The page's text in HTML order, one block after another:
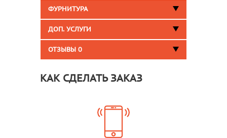
ФУРНИТУРА
ДОП. УСЛУГИ
ОТЗЫВЫ 0
КАК СДЕЛАТЬ ЗАКАЗ